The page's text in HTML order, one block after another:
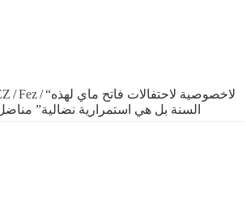
/Fez/“لاخصوصية لاحتفالات فاتح ماي لهذه
السنة بل هي استمرارية نضالية”